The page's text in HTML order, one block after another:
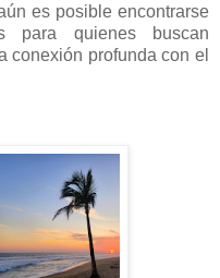
es posible encontrarse
para quienes buscan
conexión profunda con el